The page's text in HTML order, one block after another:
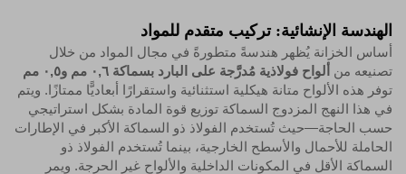
الهندسة الإنشائية: تركيب متقدم للمواد
أساس الخزانة يُظهر هندسةً متطورةً في مجال المواد من خلال
تصنيعه من ألواح فولاذية مُدرَّجة على البارد بسماكة ٠,٦ مم و٠,٥ مم
توفر هذه الألواح متانة هيكلية استثنائية واستقرارًا أبعاديًّا ممتازًا. ويتم
في هذا النهج المزدوج السماكة توزيع قوة المادة بشكل استراتيجي
حسب الحاجة—حيث تُستخدم الفولاذ ذو السماكة الأكبر في الإطارات
الحاملة للأحمال والأسطح الخارجية، بينما تُستخدم الفولاذ ذو
السماكة الأقل في المكونات الداخلية والألواح غير الحرجة. ويمر